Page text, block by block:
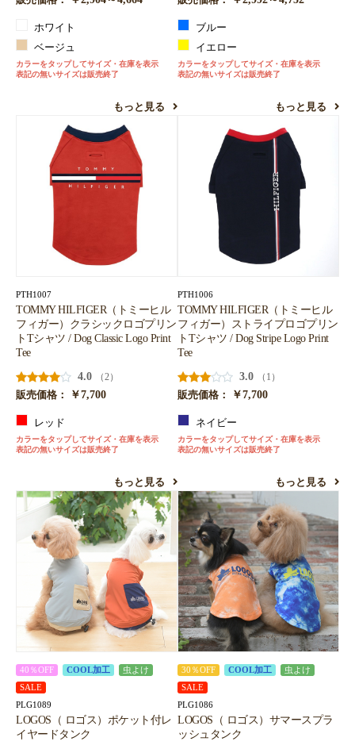
ホワイト
ベージュ
カラーをタップしてサイズ・在庫を表示
表記の無いサイズは販売終了
もっと見る
ブルー
イエロー
カラーをタップしてサイズ・在庫を表示
表記の無いサイズは販売終了
もっと見る
PTH1007
TOMMY HILFIGER（トミーヒル
フィガー）クラシックロゴプリン
トTシャツ / Dog Classic Logo Print
Tee
4.0
（2）
販売価格：
￥7,700
レッド
カラーをタップしてサイズ・在庫を表示
表記の無いサイズは販売終了
もっと見る
PTH1006
TOMMY HILFIGER（トミーヒル
フィガー）ストライプロゴプリン
トTシャツ / Dog Stripe Logo Print
Tee
3.0
（1）
販売価格：
￥7,700
ネイビー
カラーをタップしてサイズ・在庫を表示
表記の無いサイズは販売終了
もっと見る
40％OFF COOL加工
虫よけ
SALE
PLG1089
LOGOS（ ロゴス）ポケット付レ
イヤードタンク
30％OFF COOL加工
虫よけ
SALE
PLG1086
LOGOS（ ロゴス）サマースプラ
ッシュタンク